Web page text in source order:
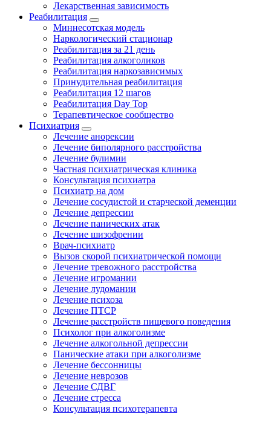
Лекарственная зависимость
Реабилитация
Миннесотская модель
Наркологический стационар
Реабилитация за 21 день
Реабилитация алкоголиков
Реабилитация наркозависимых
Принудительная реабилитация
Реабилитация 12 шагов
Реабилитация Day Top
Терапевтическое сообщество
Психиатрия
Лечение анорексии
Лечение биполярного расстройства
Лечение булимии
Частная психиатрическая клиника
Консультация психиатра
Психиатр на дом
Лечение сосудистой и старческой деменции
Лечение депрессии
Лечение панических атак
Лечение шизофрении
Врач-психиатр
Вызов скорой психиатрической помощи
Лечение тревожного расстройства
Лечение игромании
Лечение лудомании
Лечение психоза
Лечение ПТСР
Лечение расстройств пищевого поведения
Психолог при алкоголизме
Лечение алкогольной депрессии
Панические атаки при алкоголизме
Лечение бессонницы
Лечение неврозов
Лечение СДВГ
Лечение стресса
Консультация психотерапевта